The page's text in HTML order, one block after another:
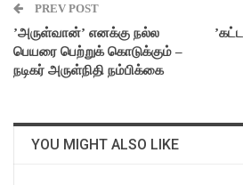
PREV POST
’அருள்வான்’ எனக்கு நல்ல
பெயரை பெற்றுக் கொடுக்கும் –
நடிகர் அருள்நிதி நம்பிக்கை
YOU MIGHT ALSO LIKE